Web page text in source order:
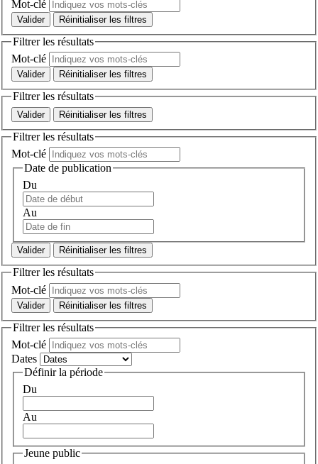
Mot-clé
Réinitialiser les filtres
Filtrer les résultats
Mot-clé
Réinitialiser les filtres
Filtrer les résultats
Réinitialiser les filtres
Filtrer les résultats
Mot-clé
Date de publication
Du
Au
Réinitialiser les filtres
Filtrer les résultats
Mot-clé
Réinitialiser les filtres
Filtrer les résultats
Mot-clé
Dates
Définir la période
Du
Au
Jeune public